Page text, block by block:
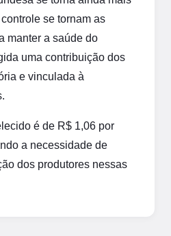
se tornam as
manter a saúde do
uma contribuição dos
e vinculada à
é de R$ 1,06 por
a necessidade de
dos produtores nessas